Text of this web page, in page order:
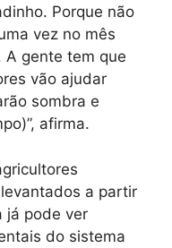
Porque não
vez no mês
A gente tem que
vão ajudar
sombra e
afirma.
a partir
já pode ver
do sistema